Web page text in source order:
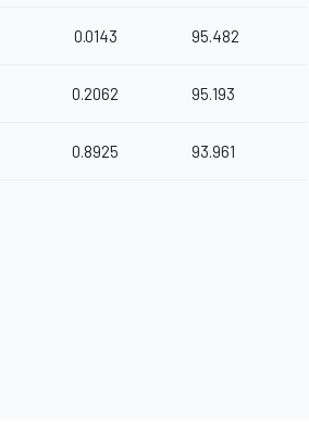
0.0143 95.482
0.2062 95.193
0.8925 93.961